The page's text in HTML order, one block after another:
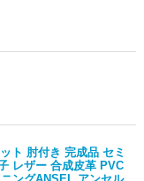
ト 肘付き 完成品 セミ
レザー 合成皮革 PVC